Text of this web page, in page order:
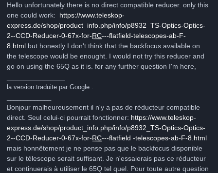
Hello unfortunately there is no direct compatible reducer. only this
one could work: https://www.teleskop-
express.de/shop/product_info.php/info/p8932_TS-Optics-Optics-
2--CCD-Reducer-0-67x-for-RC---flatfield-telescopes-ab-F-
8.html but honestly I don't think that the backfocus available on
the telescope would be enought. I would not try this reducer and
go on using the 65Q as it is. for any further question I'm here,
la version traduite par Google :
Bonjour malheureusement il n'y a pas de réducteur compatible
direct. Seul celui-ci pourrait fonctionner: https://www.teleskop-
express.de/shop/product_info.php/info/p8932_TS-Optics-Optics-
2--CCD-Reducer-0-67x-for-RC---flatfield -telescopes-ab-F-8.html
mais honnêtement je ne pense pas que le backfocus disponible
sur le télescope serait suffisant. Je n'essaierais pas ce réducteur
et continuerais à utiliser le 65Q tel quel. Pour toute autre question